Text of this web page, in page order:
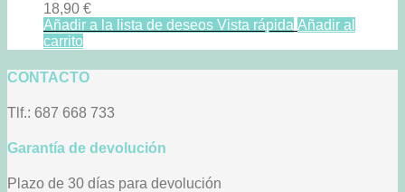
18,90 €
Añadir a la lista de deseos Vista rápida Añadir al
carrito
CONTACTO
Tlf.: 687 668 733
Garantía de devolución
Plazo de 30 días para devolución